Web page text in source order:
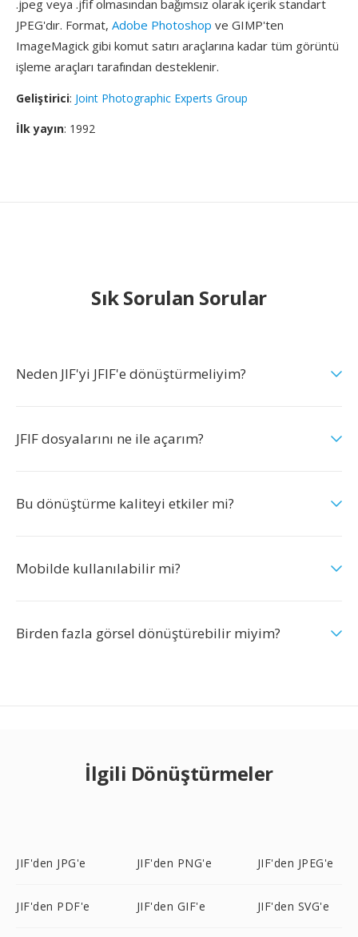
.jpeg veya .jfif olmasından bağımsız olarak içerik standart
JPEG'dır. Format, Adobe Photoshop ve GIMP'ten
ImageMagick gibi komut satırı araçlarına kadar tüm görüntü
işleme araçları tarafından desteklenir.
Geliştirici: Joint Photographic Experts Group
İlk yayın: 1992
Sık Sorulan Sorular
Neden JIF'yi JFIF'e dönüştürmeliyim?
JFIF dosyalarını ne ile açarım?
Bu dönüştürme kaliteyi etkiler mi?
Mobilde kullanılabilir mi?
Birden fazla görsel dönüştürebilir miyim?
İlgili Dönüştürmeler
JIF'den JPG'e JIF'den PNG'e JIF'den JPEG'e
JIF'den PDF'e JIF'den GIF'e JIF'den SVG'e